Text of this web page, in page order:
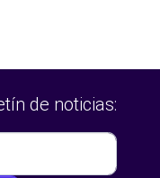
de noticias: